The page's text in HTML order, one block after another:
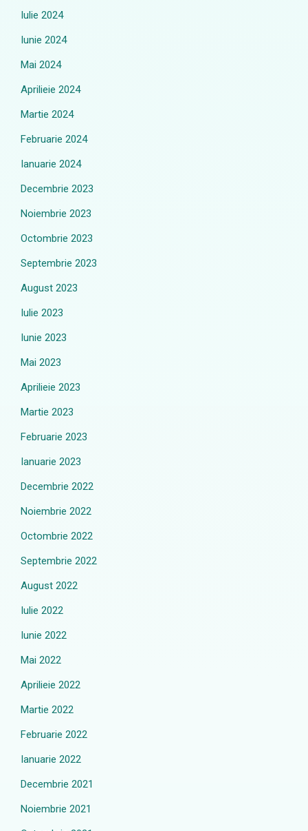
Iulie 2024
Iunie 2024
Mai 2024
Aprilieie 2024
Martie 2024
Februarie 2024
Ianuarie 2024
Decembrie 2023
Noiembrie 2023
Octombrie 2023
Septembrie 2023
August 2023
Iulie 2023
Iunie 2023
Mai 2023
Aprilieie 2023
Martie 2023
Februarie 2023
Ianuarie 2023
Decembrie 2022
Noiembrie 2022
Octombrie 2022
Septembrie 2022
August 2022
Iulie 2022
Iunie 2022
Mai 2022
Aprilieie 2022
Martie 2022
Februarie 2022
Ianuarie 2022
Decembrie 2021
Noiembrie 2021